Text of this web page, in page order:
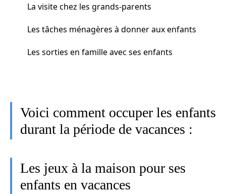
La visite chez les grands-parents
Les tâches ménagères à donner aux enfants
Les sorties en famille avec ses enfants
Voici comment occuper les enfants
durant la période de vacances :
Les jeux à la maison pour ses
enfants en vacances